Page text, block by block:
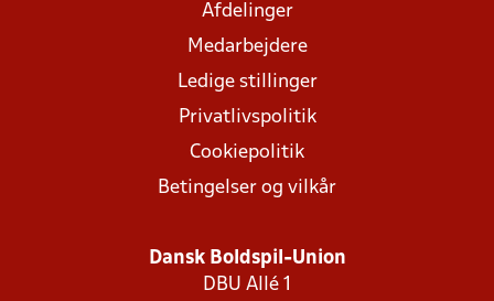
Afdelinger
Medarbejdere
Ledige stillinger
Privatlivspolitik
Cookiepolitik
Betingelser og vilkår
Dansk Boldspil-Union
DBU Allé 1